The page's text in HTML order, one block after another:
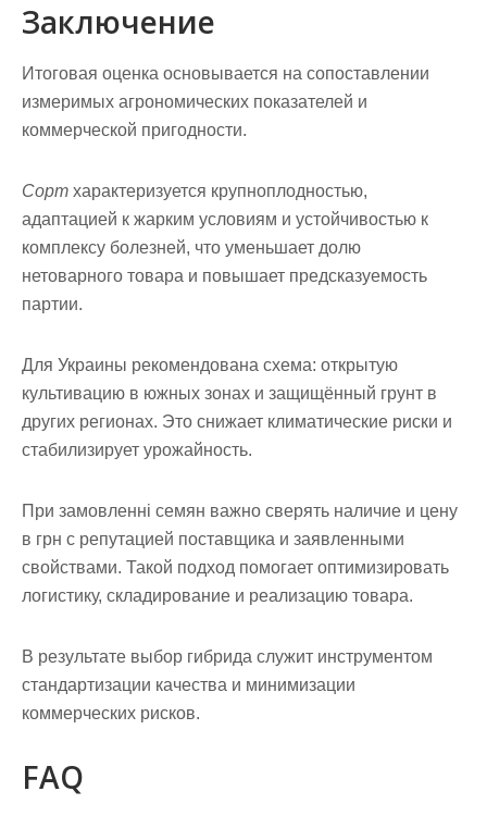
Заключение
Итоговая оценка основывается на сопоставлении
измеримых агрономических показателей и
коммерческой пригодности.
Сорт характеризуется крупноплодностью,
адаптацией к жарким условиям и устойчивостью к
комплексу болезней, что уменьшает долю
нетоварного товара и повышает предсказуемость
партии.
Для Украины рекомендована схема: открытую
культивацию в южных зонах и защищённый грунт в
других регионах. Это снижает климатические риски и
стабилизирует урожайность.
При замовленні семян важно сверять наличие и цену
в грн с репутацией поставщика и заявленными
свойствами. Такой подход помогает оптимизировать
логистику, складирование и реализацию товара.
В результате выбор гибрида служит инструментом
стандартизации качества и минимизации
коммерческих рисков.
FAQ